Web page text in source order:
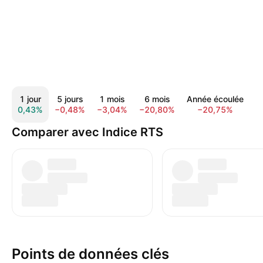
1 jour
0,43%
5 jours
−0,48%
1 mois
−3,04%
6 mois
−20,80%
Année écoulée
−20,75%
Comparer avec Indice RTS
Points de données clés